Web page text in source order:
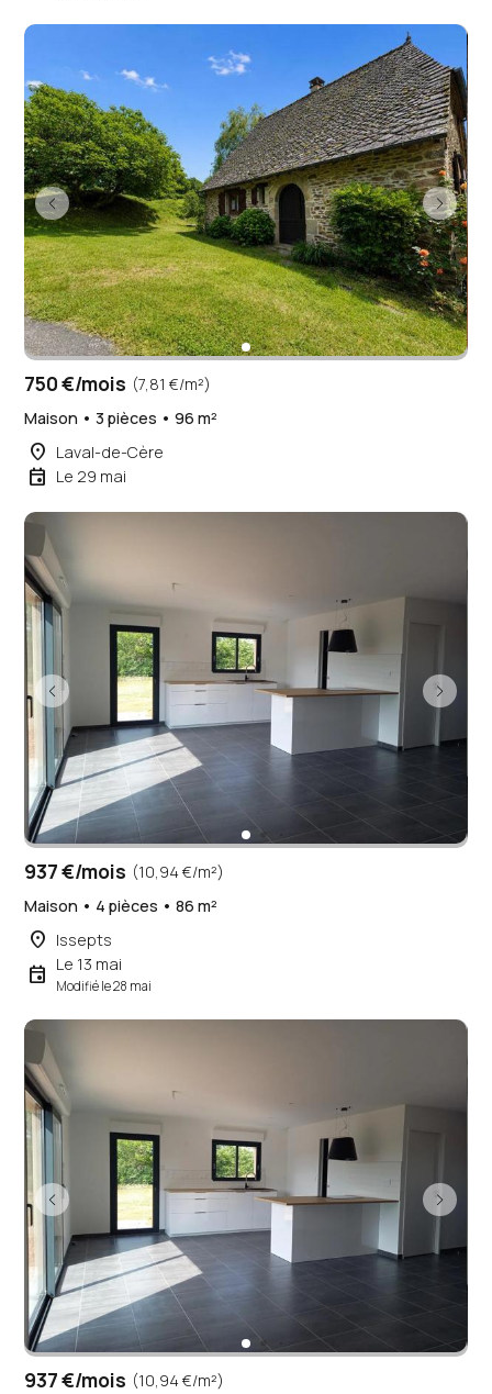
750 €/mois (7,81 €/m²)
Maison • 3 pièces • 96 m²
place Laval-de-Cère
event Le 29 mai
937 €/mois (10,94 €/m²)
Maison • 4 pièces • 86 m²
place Issepts
event Le 13 mai
Modifié le 28 mai
937 €/mois (10,94 €/m²)